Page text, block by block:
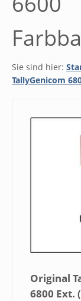
Sie sind hier:
TallyGenicom
Original
6800 Ext.